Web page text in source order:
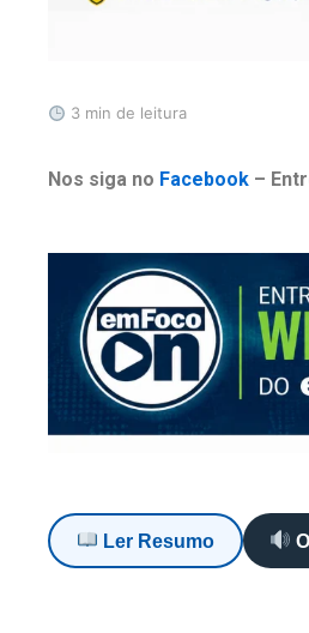
3 min de leitura
Nos siga no Facebook –
Ler Resumo